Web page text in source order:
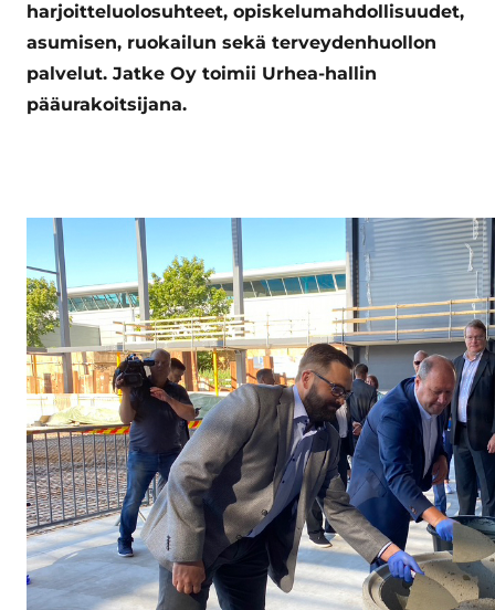
harjoitteluolosuhteet, opiskelumahdollisuudet,
asumisen, ruokailun sekä terveydenhuollon
palvelut. Jatke Oy toimii Urhea-hallin
pääurakoitsijana.